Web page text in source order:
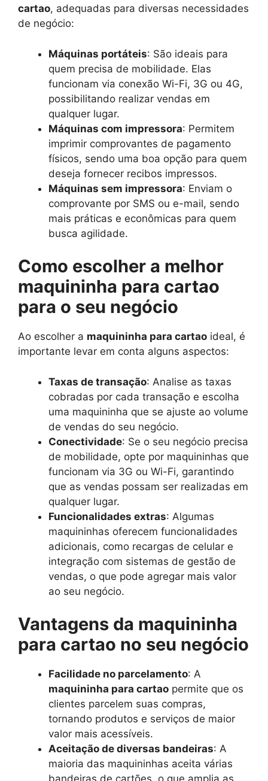
cartao, adequadas para diversas necessidades
de negócio:
Máquinas portáteis: São ideais para
quem precisa de mobilidade. Elas
funcionam via conexão Wi-Fi, 3G ou 4G,
possibilitando realizar vendas em
qualquer lugar.
Máquinas com impressora: Permitem
imprimir comprovantes de pagamento
físicos, sendo uma boa opção para quem
deseja fornecer recibos impressos.
Máquinas sem impressora: Enviam o
comprovante por SMS ou e-mail, sendo
mais práticas e econômicas para quem
busca agilidade.
Como escolher a melhor
maquininha para cartao
para o seu negócio
Ao escolher a maquininha para cartao ideal, é
importante levar em conta alguns aspectos:
Taxas de transação: Analise as taxas
cobradas por cada transação e escolha
uma maquininha que se ajuste ao volume
de vendas do seu negócio.
Conectividade: Se o seu negócio precisa
de mobilidade, opte por maquininhas que
funcionam via 3G ou Wi-Fi, garantindo
que as vendas possam ser realizadas em
qualquer lugar.
Funcionalidades extras: Algumas
maquininhas oferecem funcionalidades
adicionais, como recargas de celular e
integração com sistemas de gestão de
vendas, o que pode agregar mais valor
ao seu negócio.
Vantagens da maquininha
para cartao no seu negócio
Facilidade no parcelamento: A
maquininha para cartao permite que os
clientes parcelem suas compras,
tornando produtos e serviços de maior
valor mais acessíveis.
Aceitação de diversas bandeiras: A
maioria das maquininhas aceita várias
bandeiras de cartões, o que amplia as